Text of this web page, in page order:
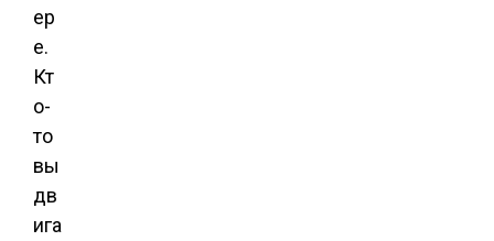
ер
е.
Кт
о-
то
вы
дв
ига